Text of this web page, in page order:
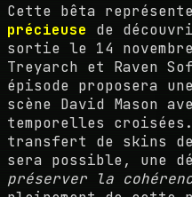
Cette bêta
précieuse de
sortie le 14
Treyarch et Raven
épisode proposera
scène David Mason
temporelles
transfert de skins
sera possible, une
préserver la